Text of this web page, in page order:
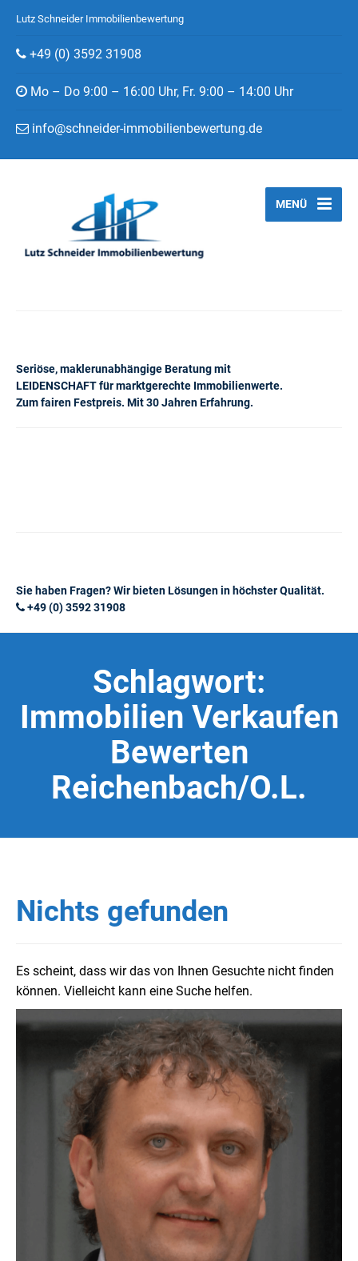
Lutz Schneider Immobilienbewertung
+49 (0) 3592 31908
Mo – Do 9:00 – 16:00 Uhr, Fr. 9:00 – 14:00 Uhr
info@schneider-immobilienbewertung.de
Seriöse, maklerunabhängige Beratung mit
LEIDENSCHAFT für marktgerechte Immobilienwerte.
Zum fairen Festpreis. Mit 30 Jahren Erfahrung.
MENÜ
Sie haben Fragen? Wir bieten Lösungen in höchster Qualität.
+49 (0) 3592 31908
Schlagwort:
Immobilien Verkaufen
Bewerten
Reichenbach/O.L.
Nichts gefunden
Es scheint, dass wir das von Ihnen Gesuchte nicht finden
können. Vielleicht kann eine Suche helfen.